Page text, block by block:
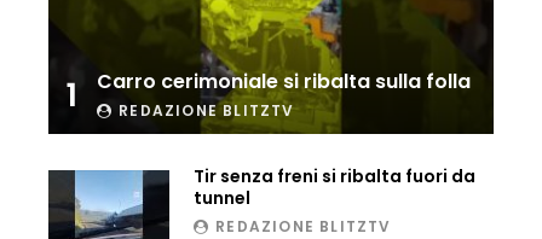
Tir bloccato sul passaggio a livello:
treno lo distrugge
Parco divertimenti, attrazione cede
all’improvviso
1 Carro cerimoniale si ribalta sulla folla
REDAZIONE BLITZTV
Tir senza freni si ribalta fuori da
tunnel
REDAZIONE BLITZTV